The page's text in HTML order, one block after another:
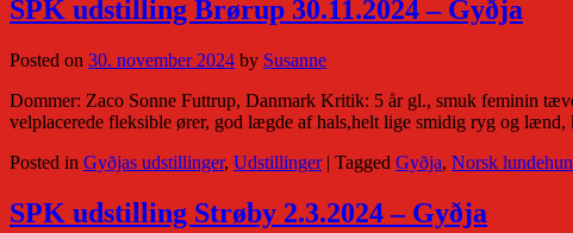
SPK udstilling Brørup 30.11.2024 – Gyðja
Posted on 30. november 2024 by Susanne
Dommer: Zaco Sonne Futtrup, Danmark Kritik: 5 år gl., smuk feminin
velplacerede fleksible ører, god lægde af hals,helt lige smidig ryg og
Posted in Gyðjas udstillinger, Udstillinger | Tagged Gyðja, Norsk
SPK udstilling Strøby 2.3.2024 – Gyðja